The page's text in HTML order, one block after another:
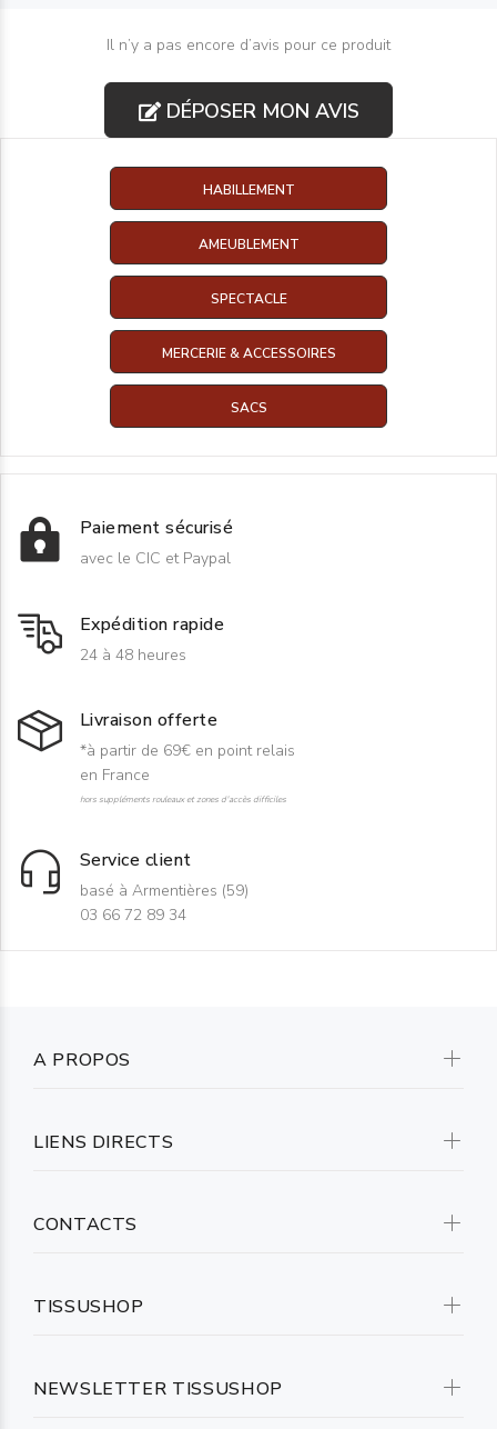
Il n’y a pas encore d’avis pour ce produit
DÉPOSER MON AVIS
HABILLEMENT
AMEUBLEMENT
SPECTACLE
MERCERIE & ACCESSOIRES
SACS
Paiement sécurisé
avec le CIC et Paypal
Expédition rapide
24 à 48 heures
Livraison offerte
*à partir de 69€ en point relais
en France
hors suppléments rouleaux et zones d'accès difficiles
Service client
basé à Armentières (59)
03 66 72 89 34
NEWSLETTER TISSUSHOP
A PROPOS
LIENS DIRECTS
CONTACTS
TISSUSHOP